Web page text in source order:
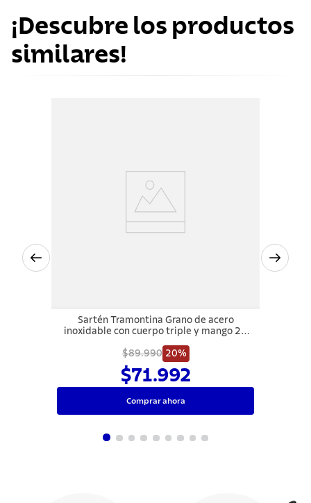
¡Descubre los productos
similares!
Sartén Tramontina Grano de acero
inoxidable con cuerpo triple y mango 26
$89.990 20%
$71.992
Comprar ahora